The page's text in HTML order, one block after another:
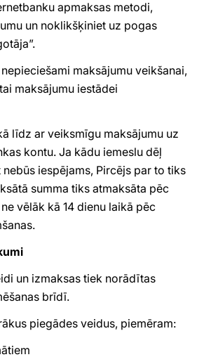
apmaksas metodi,
un noklikšķiniet uz pogas
maksājumu veikšanai,
maksājumu iestādei
līdz ar veiksmīgu maksājumu uz
kontu. Ja kādu iemeslu dēļ
iespējams, Pircējs par to tiks
summa tiks atmaksāta pēc
vēlāk kā 14 dienu laikā pēc
un izmaksas tiek norādītas
brīdī.
piegādes veidus, piemēram: